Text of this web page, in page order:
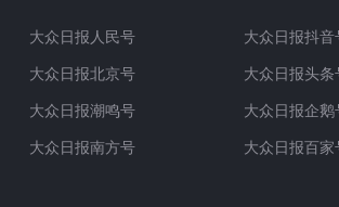
大众日报人民号
大众日报北京号
大众日报潮鸣号
大众日报南方号
大众日报抖音
大众日报头条
大众日报企鹅
大众日报百家